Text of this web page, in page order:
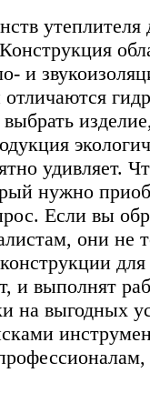
утеплителя
и
удивляет.
нужно
Если вы
они не
и выполнят
на выгодных